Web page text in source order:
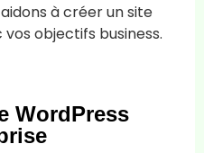
à créer un site
objectifs business.
WordPress